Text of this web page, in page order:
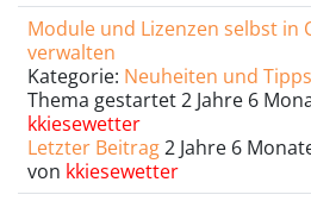
Module und Lizenzen selbst in
verwalten
Kategorie: Neuheiten und
Thema gestartet 2 Jahre 6
kkiesewetter
Letzter Beitrag2 Jahre 6
von kkiesewetter